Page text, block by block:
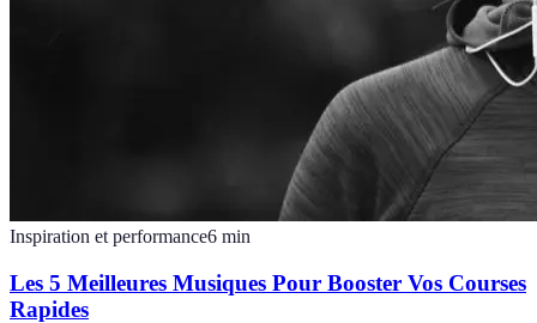
Inspiration et performance6 min
Les 5 Meilleures Musiques Pour Booster Vos Courses
Rapides